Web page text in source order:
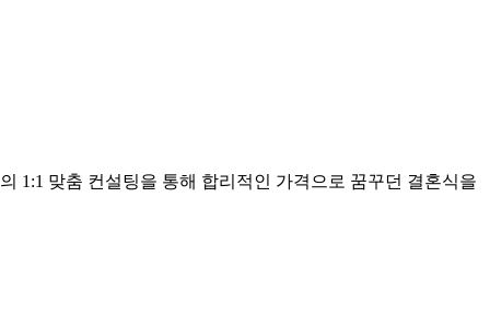
1:1 맞춤 컨설팅을 통해 합리적인 가격으로 꿈꾸던 결혼식을